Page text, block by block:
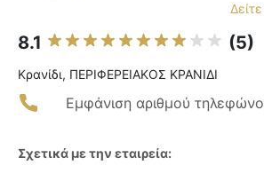
8.1 (5)
Κρανίδι, ΠΕΡΙΦΕΡΕΙΑΚΟΣ ΚΡΑΝΙΔΙ
Εμφάνιση αριθμού
Σχετικά με την εταιρεία: